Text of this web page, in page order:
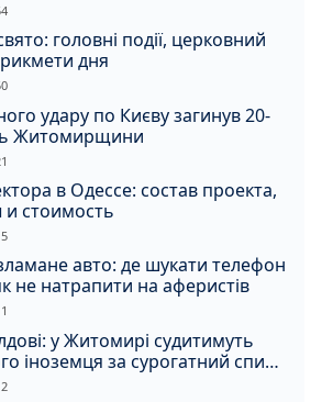
головні події, церковний
дня
удару по Києву загинув 20-
Житомирщини
в Одессе: состав проекта,
стоимость
авто: де шукати телефон
не натрапити на аферистів
у Житомирі судитимуть
іноземця за сурогатний спирт